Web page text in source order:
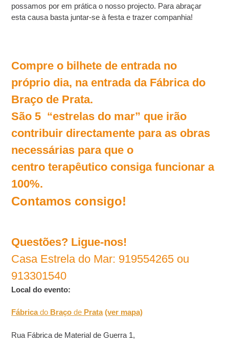
possamos por em prática o nosso projecto. Para abraçar
esta causa basta juntar-se à festa e trazer companhia!
Compre o bilhete de entrada no
próprio dia, na entrada da Fábrica do
Braço de Prata.
São 5 “estrelas do mar” que irão
contribuir directamente para as obras
necessárias para que o
centro terapêutico consiga funcionar a
100%.
Contamos consigo!
Questões? Ligue-nos!
Casa Estrela do Mar: 919554265 ou
913301540
Local do evento:
Fábricado Braço de Prata (ver mapa)
Rua Fábrica de Material de Guerra 1,